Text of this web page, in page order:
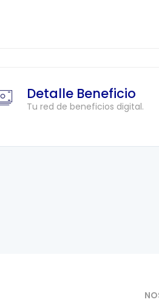
Detalle Beneficio
Tu red de beneficios digital.